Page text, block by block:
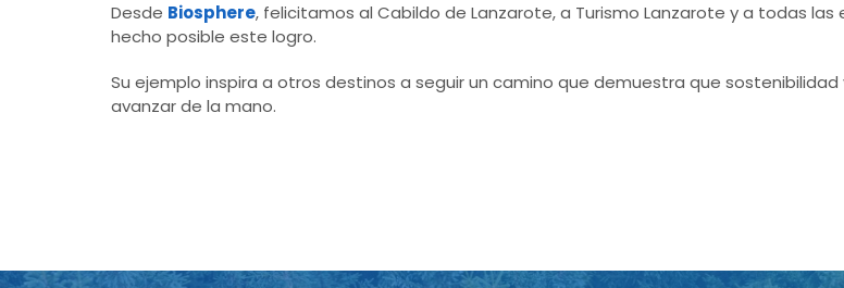
Desde Biosphere, felicitamos al Cabildo de Lanzarote, a Turismo Lanzarote y a todas
hecho posible este logro.
Su ejemplo inspira a otros destinos a seguir un camino que demuestra que
avanzar de la mano.